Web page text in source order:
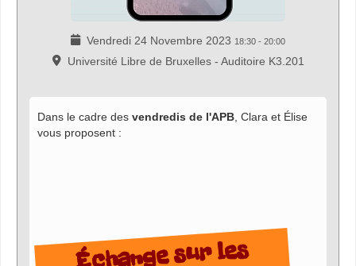
Vendredi 24 Novembre 2023 18:30 - 20:00
Université Libre de Bruxelles - Auditoire K3.201
Dans le cadre des vendredis de l'APB , Clara et Élise
vous proposent :
Échange sur les